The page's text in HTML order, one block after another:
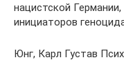
нацистской
инициаторов
Юнг, Карл Густав